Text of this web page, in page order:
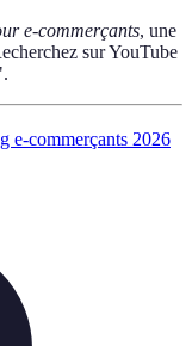
e-commerçants, une
sur YouTube
e-commerçants 2026